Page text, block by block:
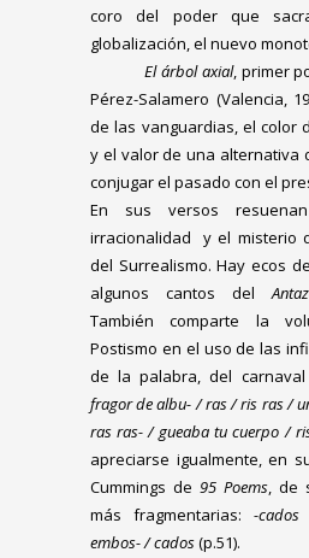
coro del poder que
globalización, el nuevo
El árbol axial, primer
Pérez-Salamero (Valencia,
de las vanguardias, el color
y el valor de una alternativa
conjugar el pasado con el
En sus versos
irracionalidad y el misterio
del Surrealismo. Hay ecos
algunos cantos del
También comparte la
Postismo en el uso de las
de la palabra, del
fragor de albu- / ras / ris ras /
ras ras- / gueaba tu cuerpo /
apreciarse igualmente, en
Cummings de 95 Poems, de
más fragmentarias:-
embos- / cados(p.51).